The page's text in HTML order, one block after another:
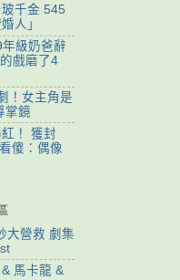
千金 545
人」
級奶爸辭
戲磨了4
！女主角是
掌鏡
！ 獲封
傻：偶像
大營救 劇集
馬卡龍 &